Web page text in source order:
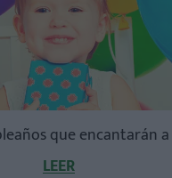
que encantarán
LEER